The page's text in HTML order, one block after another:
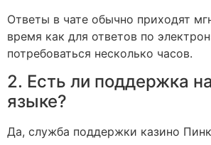
Ответы в чате обычно приходят
время как для ответов по
потребоваться несколько часов.
2. Есть ли поддержка
языке?
Да, служба поддержки казино